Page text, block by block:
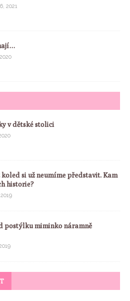
2021
v dětské stolici
koled si už neumíme představit. Kam
historie?
postýlku miminko náramně